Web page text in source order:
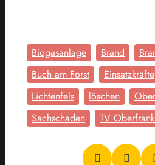
Biogasanlage Brand
Buch am Forst
Einsatzkräfte
Lichtenfels
löschen
Sachschaden
TV